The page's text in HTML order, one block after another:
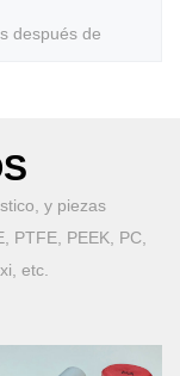
después de
y piezas
PTFE, PEEK, PC,
etc.